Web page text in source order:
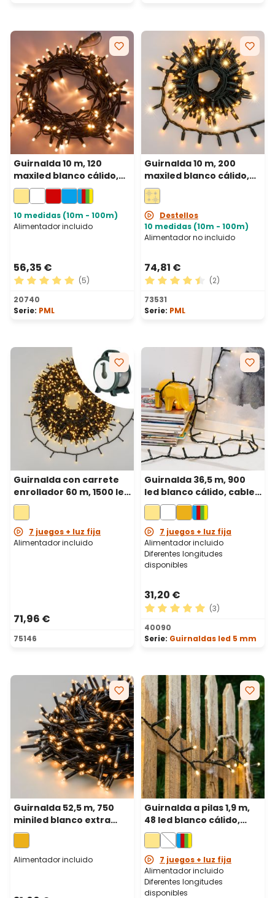
Guirnalda 10 m, 120
maxiled blanco cálido,
cable verde,
prolongable, IP67
10 medidas (10m - 100m)
Alimentador incluido
56,35 €
Calificación promedio de 5 de 5 estrellas
(5)
20740
Serie: PML
Guirnalda 10 m, 200
maxiled blanco cálido,
cable verde,
prolongable, IP67
Destellos
10 medidas (10m - 100m)
Alimentador no incluido
74,81 €
Calificación promedio de
(2)
73531
Serie: PML
Guirnalda con carrete
enrollador 60 m, 1500 led
blanco cálido, cable
verde
7 juegos + luz fija
Alimentador incluido
71,96 €
75146
Guirnalda 36,5 m, 900
led blanco cálido, cable
verde
7 juegos + luz fija
Alimentador incluido
Diferentes longitudes
disponibles
31,20 €
Calificación promedio de
(3)
40090
Serie: Guirnaldas led 5 mm
Guirnalda 52,5 m, 750
miniled blanco extra
cálido, cable verde
Alimentador incluido
Guirnalda a pilas 1,9 m,
48 led blanco cálido,
cable verde
7 juegos + luz fija
Alimentador incluido
Diferentes longitudes
disponibles